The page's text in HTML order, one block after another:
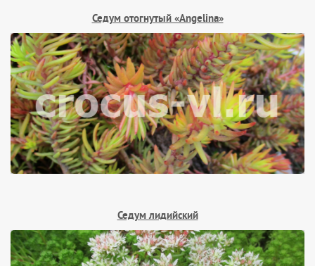
Седум отогнутый «Angelina»
Седум лидийский